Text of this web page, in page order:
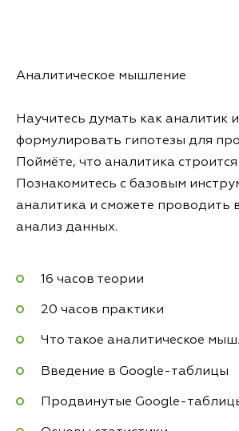
Аналитическое мышление
Научитесь думать как аналитик и
формулировать гипотезы для
Поймёте, что аналитика
Познакомитесь с базовым
аналитика и сможете проводить
анализ данных.
16 часов теории
20 часов практики
Что такое аналитическое
Введение в Google-таблицы
Продвинутые Google-